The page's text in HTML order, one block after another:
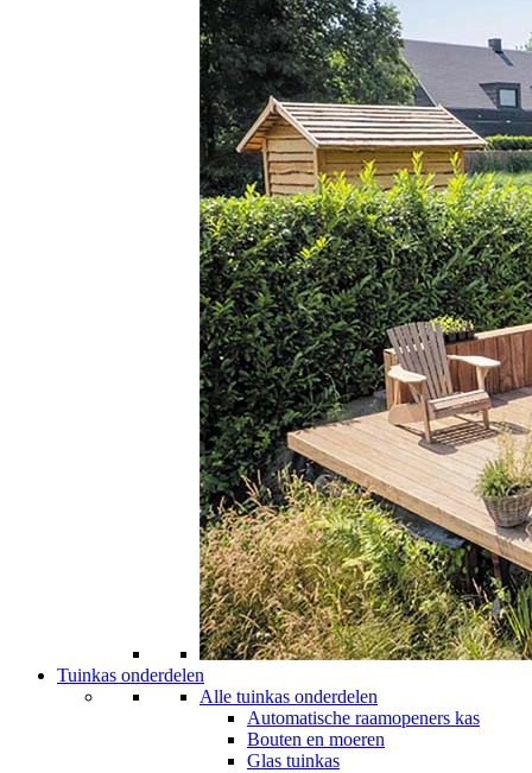
Tuinkas onderdelen
Alle tuinkas onderdelen
Automatische raamopeners kas
Bouten en moeren
Glas tuinkas